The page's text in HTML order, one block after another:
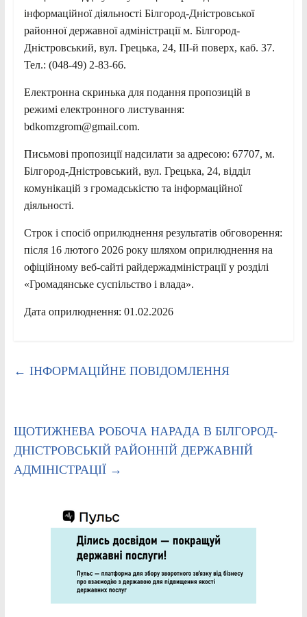
інформаційної діяльності Білгород-Дністровської
районної державної адміністрації м. Білгород-
Дністровський, вул. Грецька, 24, IІІ-й поверх, каб. 37.
Тел.: (048-49) 2-83-66.
Електронна скринька для подання пропозицій в
режимі електронного листування:
bdkomzgrom@gmail.com.
Письмові пропозиції надсилати за адресою: 67707, м.
Білгород-Дністровський, вул. Грецька, 24, відділ
комунікацій з громадськістю та інформаційної
діяльності.
Строк і спосіб оприлюднення результатів обговорення:
після 16 лютого 2026 року шляхом оприлюднення на
офіційному веб-сайті райдержадміністрації у розділі
«Громадянське суспільство і влада».
Дата оприлюднення: 01.02.2026
← ІНФОРМАЦІЙНЕ ПОВІДОМЛЕННЯ
ЩОТИЖНЕВА РОБОЧА НАРАДА В БІЛГОРОД-
ДНІСТРОВСЬКІЙ РАЙОННІЙ ДЕРЖАВНІЙ
АДМІНІСТРАЦІЇ →